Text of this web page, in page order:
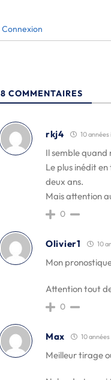
Connexion
8 COMMENTAIRES
rkj4 10 années
Il semble
Le plus inédit
deux ans.
Mais attention
0
Olivier1 10
Mon
Attention tout
0
Max 10 années
Meilleur tirage